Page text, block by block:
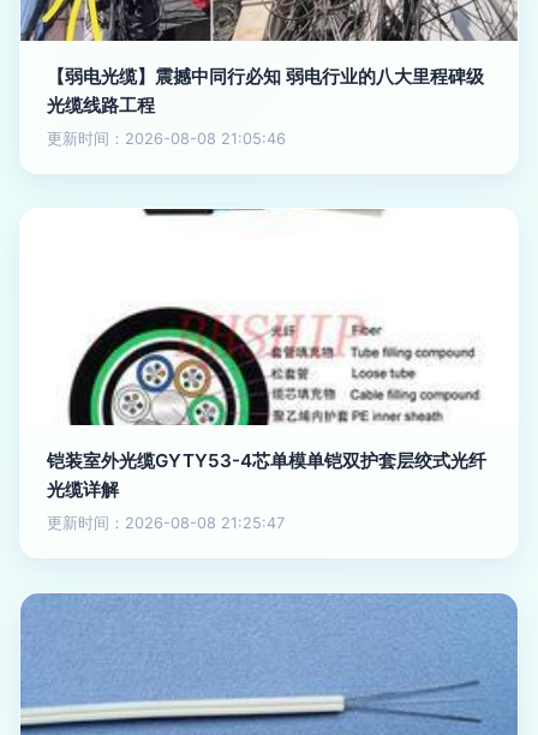
【弱电光缆】震撼中同行必知 弱电行业的八大里程碑级
光缆线路工程
更新时间：2026-08-08 21:05:46
铠装室外光缆GYTY53-4芯单模单铠双护套层绞式光纤
光缆详解
更新时间：2026-08-08 21:25:47